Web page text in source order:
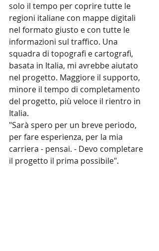
solo il tempo per coprire tutte le
regioni italiane con mappe digitali
nel formato giusto e con tutte le
informazioni sul traffico. Una
squadra di topografi e cartografi,
basata in Italia, mi avrebbe aiutato
nel progetto. Maggiore il supporto,
minore il tempo di completamento
del progetto, più veloce il rientro in
Italia.
"Sarà spero per un breve periodo,
per fare esperienza, per la mia
carriera - pensai. - Devo completare
il progetto il prima possibile".